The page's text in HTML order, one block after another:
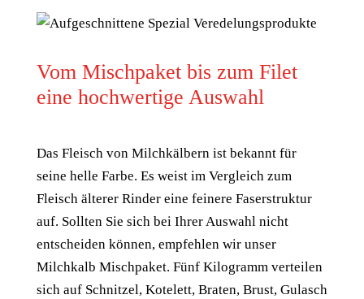
Vom Mischpaket bis zum Filet
eine hochwertige Auswahl
Das Fleisch von Milchkälbern ist bekannt für
seine helle Farbe. Es weist im Vergleich zum
Fleisch älterer Rinder eine feinere Faserstruktur
auf. Sollten Sie sich bei Ihrer Auswahl nicht
entscheiden können, empfehlen wir unser
Milchkalb Mischpaket. Fünf Kilogramm verteilen
sich auf Schnitzel, Kotelett, Braten, Brust, Gulasch